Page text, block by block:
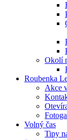
Okolí
Roubenka
Akce
Volný čas
Tipy